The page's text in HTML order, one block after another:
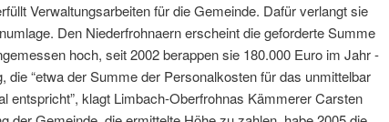
Verwaltungsarbeiten für die Gemeinde. Dafür verlangt sie
Den Niederfrohnaern erscheint die geforderte Summe
hoch, seit 2002 berappen sie 180.000 Euro im Jahr -
die “etwa der Summe der Personalkosten für das unmittelbar
entspricht”, klagt Limbach-Oberfrohnas Kämmerer Carsten